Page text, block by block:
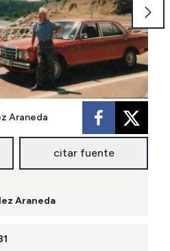
Araneda
citar fuente
Araneda